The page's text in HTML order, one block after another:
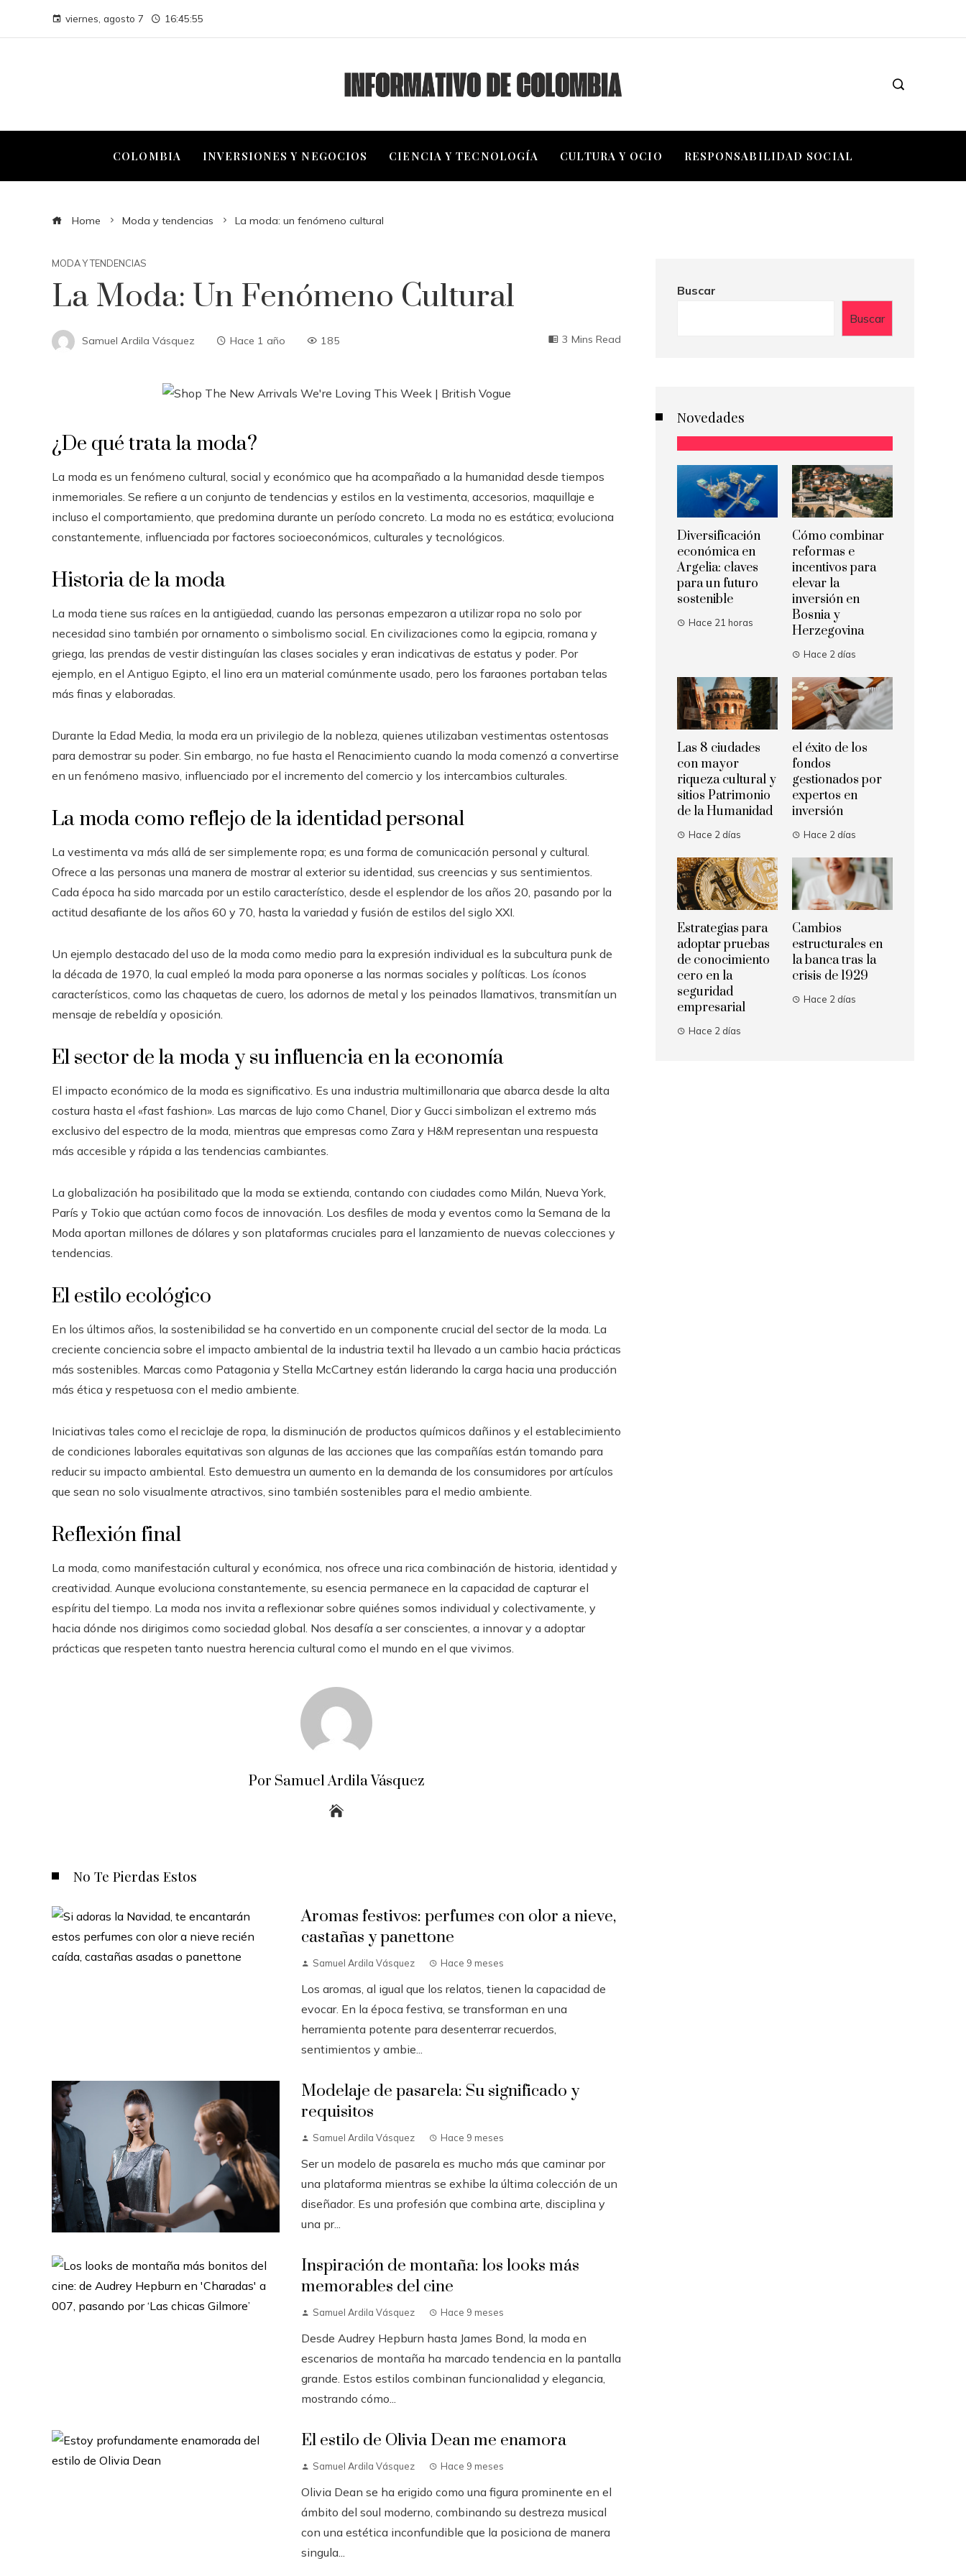
viernes, agosto 7 16:45:56
COLOMBIA INVERSIONES Y NEGOCIOS CIENCIA Y TECNOLOGÍA CULTURA Y OCIO RESPONSABILIDAD SOCIAL
Home Moda y tendencias La moda: un fenómeno cultural
MODA Y TENDENCIAS
La Moda: Un Fenómeno Cultural
Samuel Ardila Vásquez Hace 1 año 185 3 Mins Read
¿De qué trata la moda?
La moda es un fenómeno cultural, social y económico que ha acompañado a la humanidad desde tiempos
inmemoriales. Se refiere a un conjunto de tendencias y estilos en la vestimenta, accesorios, maquillaje e
incluso el comportamiento, que predomina durante un período concreto. La moda no es estática; evoluciona
constantemente, influenciada por factores socioeconómicos, culturales y tecnológicos.
Historia de la moda
La moda tiene sus raíces en la antigüedad, cuando las personas empezaron a utilizar ropa no solo por
necesidad sino también por ornamento o simbolismo social. En civilizaciones como la egipcia, romana y
griega, las prendas de vestir distinguían las clases sociales y eran indicativas de estatus y poder. Por
ejemplo, en el Antiguo Egipto, el lino era un material comúnmente usado, pero los faraones portaban telas
más finas y elaboradas.
Durante la Edad Media, la moda era un privilegio de la nobleza, quienes utilizaban vestimentas ostentosas
para demostrar su poder. Sin embargo, no fue hasta el Renacimiento cuando la moda comenzó a convertirse
en un fenómeno masivo, influenciado por el incremento del comercio y los intercambios culturales.
La moda como reflejo de la identidad personal
La vestimenta va más allá de ser simplemente ropa; es una forma de comunicación personal y cultural.
Ofrece a las personas una manera de mostrar al exterior su identidad, sus creencias y sus sentimientos.
Cada época ha sido marcada por un estilo característico, desde el esplendor de los años 20, pasando por la
actitud desafiante de los años 60 y 70, hasta la variedad y fusión de estilos del siglo XXI.
Un ejemplo destacado del uso de la moda como medio para la expresión individual es la subcultura punk de
la década de 1970, la cual empleó la moda para oponerse a las normas sociales y políticas. Los íconos
característicos, como las chaquetas de cuero, los adornos de metal y los peinados llamativos, transmitían un
mensaje de rebeldía y oposición.
El sector de la moda y su influencia en la economía
El impacto económico de la moda es significativo. Es una industria multimillonaria que abarca desde la alta
costura hasta el «fast fashion». Las marcas de lujo como Chanel, Dior y Gucci simbolizan el extremo más
exclusivo del espectro de la moda, mientras que empresas como Zara y H&M representan una respuesta
más accesible y rápida a las tendencias cambiantes.
La globalización ha posibilitado que la moda se extienda, contando con ciudades como Milán, Nueva York,
París y Tokio que actúan como focos de innovación. Los desfiles de moda y eventos como la Semana de la
Moda aportan millones de dólares y son plataformas cruciales para el lanzamiento de nuevas colecciones y
tendencias.
El estilo ecológico
En los últimos años, la sostenibilidad se ha convertido en un componente crucial del sector de la moda. La
creciente conciencia sobre el impacto ambiental de la industria textil ha llevado a un cambio hacia prácticas
más sostenibles. Marcas como Patagonia y Stella McCartney están liderando la carga hacia una producción
más ética y respetuosa con el medio ambiente.
Iniciativas tales como el reciclaje de ropa, la disminución de productos químicos dañinos y el establecimiento
de condiciones laborales equitativas son algunas de las acciones que las compañías están tomando para
reducir su impacto ambiental. Esto demuestra un aumento en la demanda de los consumidores por artículos
que sean no solo visualmente atractivos, sino también sostenibles para el medio ambiente.
Reflexión final
La moda, como manifestación cultural y económica, nos ofrece una rica combinación de historia, identidad y
creatividad. Aunque evoluciona constantemente, su esencia permanece en la capacidad de capturar el
espíritu del tiempo. La moda nos invita a reflexionar sobre quiénes somos individual y colectivamente, y
hacia dónde nos dirigimos como sociedad global. Nos desafía a ser conscientes, a innovar y a adoptar
prácticas que respeten tanto nuestra herencia cultural como el mundo en el que vivimos.
Por Samuel Ardila Vásquez
No Te Pierdas Estos
Aromas festivos: perfumes con olor a nieve,
castañas y panettone
Samuel Ardila Vásquez Hace 9 meses
Los aromas, al igual que los relatos, tienen la capacidad de
evocar. En la época festiva, se transforman en una
herramienta potente para desenterrar recuerdos,
sentimientos y ambie...
Modelaje de pasarela: Su significado y
requisitos
Samuel Ardila Vásquez Hace 9 meses
Ser un modelo de pasarela es mucho más que caminar por
una plataforma mientras se exhibe la última colección de un
diseñador. Es una profesión que combina arte, disciplina y
una pr...
Inspiración de montaña: los looks más
memorables del cine
Samuel Ardila Vásquez Hace 9 meses
Desde Audrey Hepburn hasta James Bond, la moda en
escenarios de montaña ha marcado tendencia en la pantalla
grande. Estos estilos combinan funcionalidad y elegancia,
mostrando cómo...
El estilo de Olivia Dean me enamora
Samuel Ardila Vásquez Hace 9 meses
Olivia Dean se ha erigido como una figura prominente en el
ámbito del soul moderno, combinando su destreza musical
con una estética inconfundible que la posiciona de manera
singula...
Buscar
Buscar
Novedades
Diversificación
económica en
Argelia: claves
para un futuro
sostenible
Hace 21 horas
Cómo combinar
reformas e
incentivos para
elevar la
inversión en
Bosnia y
Herzegovina
Hace 2 días
Las 8 ciudades
con mayor
riqueza cultural y
sitios Patrimonio
de la Humanidad
Hace 2 días
el éxito de los
fondos
gestionados por
expertos en
inversión
Hace 2 días
Estrategias para
adoptar pruebas
de conocimiento
cero en la
seguridad
empresarial
Hace 2 días
Cambios
estructurales en
la banca tras la
crisis de 1929
Hace 2 días